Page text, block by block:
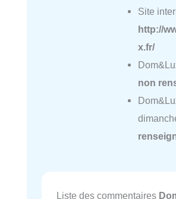
Site
http://
x.fr/
non
Liste des commentaires